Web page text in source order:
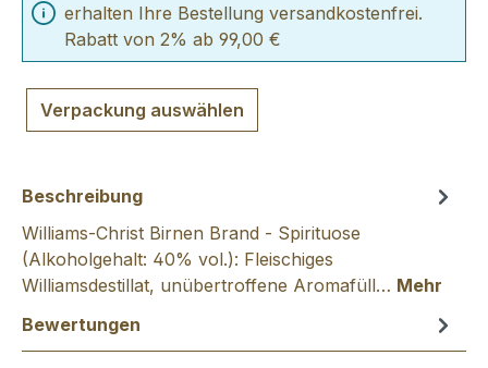
erhalten Ihre Bestellung versandkostenfrei.
Rabatt von 2% ab 99,00 €
Verpackung auswählen
Beschreibung
Williams-Christ Birnen Brand - Spirituose
(Alkoholgehalt: 40% vol.): Fleischiges
Williamsdestillat, unübertroffene Aromafüll… Mehr
Bewertungen